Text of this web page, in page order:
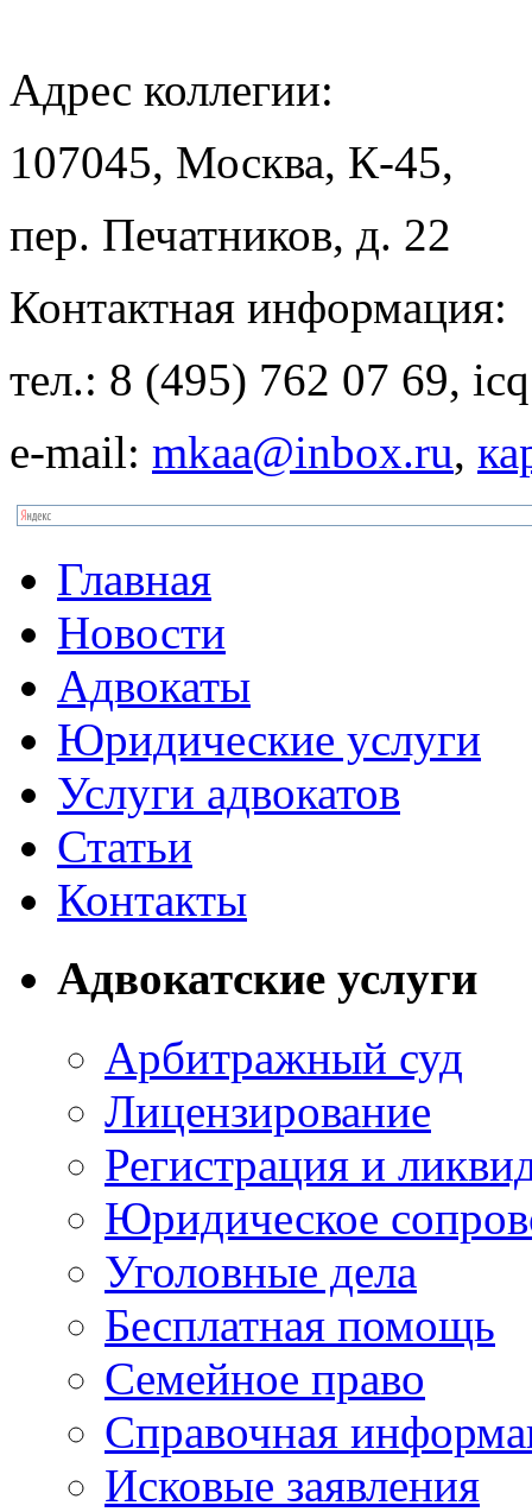
Адрес коллегии:
107045, Москва, К-45,
пер. Печатников, д. 22
Контактная информация:
тел.: 8 (495) 762 07 69,
e-mail: mkaa@inbox.ru,
Главная
Новости
Адвокаты
Юридические услуги
Услуги адвокатов
Статьи
Контакты
Адвокатские услуги
Арбитражный суд
Лицензирование
Регистрация и
Юридическое
Уголовные дела
Бесплатная помощь
Семейное право
Справочная
Исковые заявления